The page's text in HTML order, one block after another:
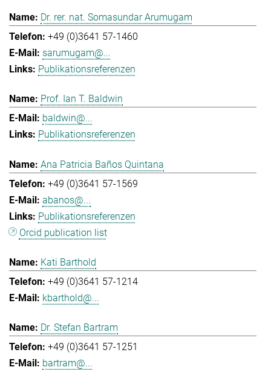
Dr. rer. nat. Somasundar Arumugam
+49 (0)3641 57-1460
sarumugam@...
Publikationsreferenzen
Prof. Ian T. Baldwin
baldwin@...
Publikationsreferenzen
Ana Patricia Baños Quintana
+49 (0)3641 57-1569
abanos@...
Publikationsreferenzen
Orcid publication list
Kati Barthold
+49 (0)3641 57-1214
kbarthold@...
Dr. Stefan Bartram
+49 (0)3641 57-1251
bartram@...